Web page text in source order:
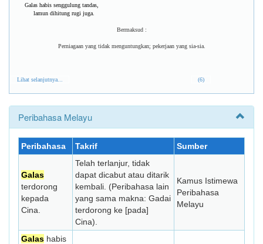
Galas habis senggulung tandas,
lamun dihitung rugi juga.
Bermaksud :
Perniagaan yang tidak menguntungkan; pekerjaan yang sia-sia.
Lihat selanjutnya... (6)
Peribahasa Melayu
Peribahasa Takrif Sumber
Galas
terdorong
kepada
Cina.
Telah terlanjur, tidak
dapat dicabut atau ditarik
kembali. (Peribahasa lain
yang sama makna: Gadai
terdorong ke [pada]
Cina).
Kamus Istimewa
Peribahasa
Melayu
Galas habis